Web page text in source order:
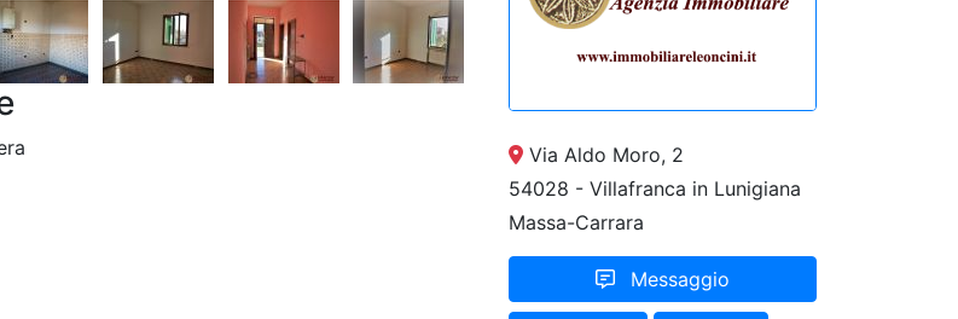
Via Aldo Moro, 2
54028 - Villafranca in Lunigiana
Massa-Carrara
Messaggio